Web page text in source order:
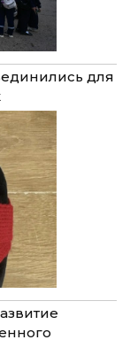
для